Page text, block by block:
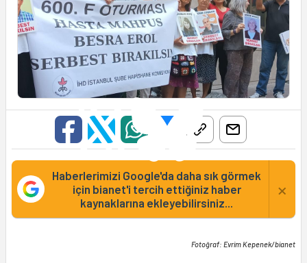
Haberlerimizi Google'da daha sık görmek
için bianet'i tercih ettiğiniz haber
kaynaklarına ekleyebilirsiniz...
×
Fotoğraf: Evrim Kepenek/bianet